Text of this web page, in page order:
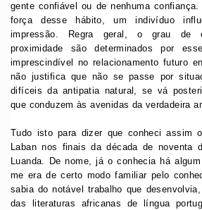
gente confiável ou de nenhuma
força desse hábito, um indivíduo
impressão. Regra geral, o grau de
proximidade são determinados por
imprescindível no relacionamento futuro
não justifica que não se passe por
difíceis da antipatia natural, se vá
que conduzem às avenidas da verdadeira
Tudo isto para dizer que conheci assim o
Laban nos finais da década de noventa
Luanda. De nome, já o conhecia há
me era de certo modo familiar pelo
sabia do notável trabalho que
das literaturas africanas de língua